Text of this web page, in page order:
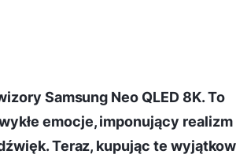
Samsung Neo QLED 8K. To
emocje, imponujący realizm
Teraz, kupując te